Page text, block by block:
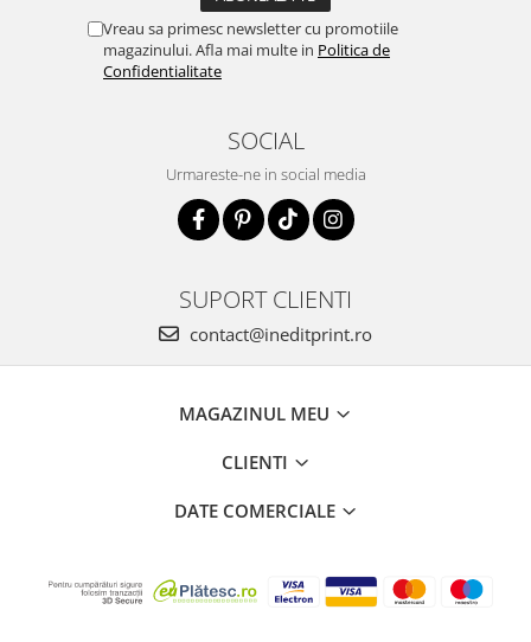
Vreau sa primesc newsletter cu promotiile
magazinului. Afla mai multe in Politica de
Confidentialitate
SOCIAL
Urmareste-ne in social media
SUPORT CLIENTI
contact@ineditprint.ro
MAGAZINUL MEU
CLIENTI
DATE COMERCIALE